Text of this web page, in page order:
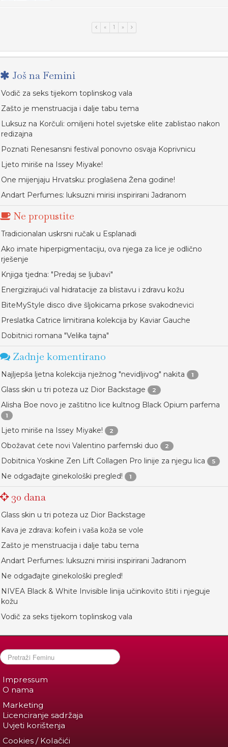
« 1 »
Još na Femini
Vodič za seks tijekom toplinskog vala
Zašto je menstruacija i dalje tabu tema
Luksuz na Korčuli: omiljeni hotel svjetske elite zablistao nakon
redizajna
Poznati Renesansni festival ponovno osvaja Koprivnicu
Ljeto miriše na Issey Miyake!
One mijenjaju Hrvatsku: proglašena Žena godine!
Andart Perfumes: luksuzni mirisi inspirirani Jadranom
Ne propustite
Tradicionalan uskrsni ručak u Esplanadi
Ako imate hiperpigmentaciju, ova njega za lice je odlično
rješenje
Knjiga tjedna: "Predaj se ljubavi"
Energizirajući val hidratacije za blistavu i zdravu kožu
BiteMyStyle disco dive šljokicama prkose svakodnevici
Preslatka Catrice limitirana kolekcija by Kaviar Gauche
Dobitnici romana "Velika tajna"
Zadnje komentirano
Najljepša ljetna kolekcija nježnog "nevidljivog" nakita 1
Glass skin u tri poteza uz Dior Backstage 2
Alisha Boe novo je zaštitno lice kultnog Black Opium parfema
1
Ljeto miriše na Issey Miyake! 2
Obožavat ćete novi Valentino parfemski duo 2
Dobitnica Yoskine Zen Lift Collagen Pro linije za njegu lica 5
Ne odgađajte ginekološki pregled! 1
30 dana
Glass skin u tri poteza uz Dior Backstage
Kava je zdrava: kofein i vaša koža se vole
Zašto je menstruacija i dalje tabu tema
Andart Perfumes: luksuzni mirisi inspirirani Jadranom
Ne odgađajte ginekološki pregled!
NIVEA Black & White Invisible linija učinkovito štiti i njeguje
kožu
Vodič za seks tijekom toplinskog vala
Impressum
O nama
Marketing
Licenciranje sadržaja
Uvjeti korištenja
Cookies / Kolačići